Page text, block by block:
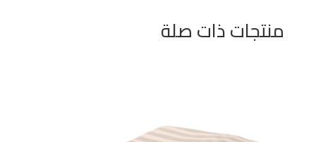
منتجات ذات صلة